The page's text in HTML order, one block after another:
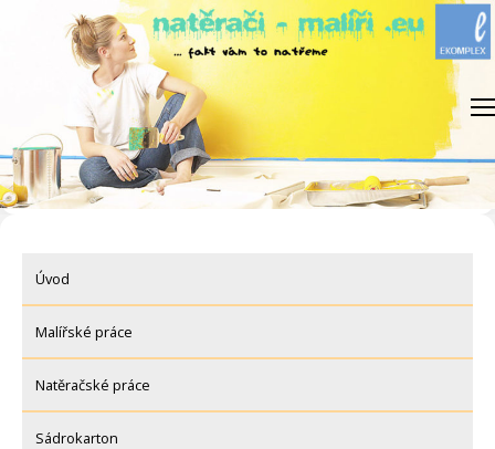
Úvod
Malířské práce
Natěračské práce
Sádrokarton